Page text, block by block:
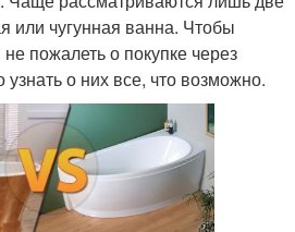
или чугунная ванна. Чтобы
пожалеть о покупке через
о них все, что возможно.